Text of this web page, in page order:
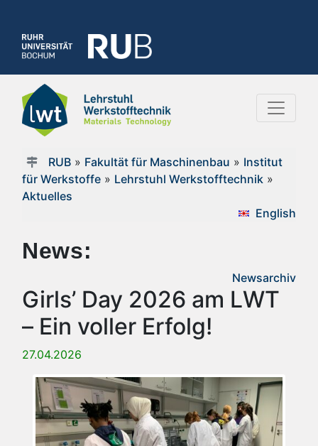
RUB» Fakultät für Maschinenbau » Institut
für Werkstoffe » Lehrstuhl Werkstofftechnik »
Aktuelles
English
News:
Newsarchiv
Girls’ Day 2026 am LWT
– Ein voller Erfolg!
27.04.2026